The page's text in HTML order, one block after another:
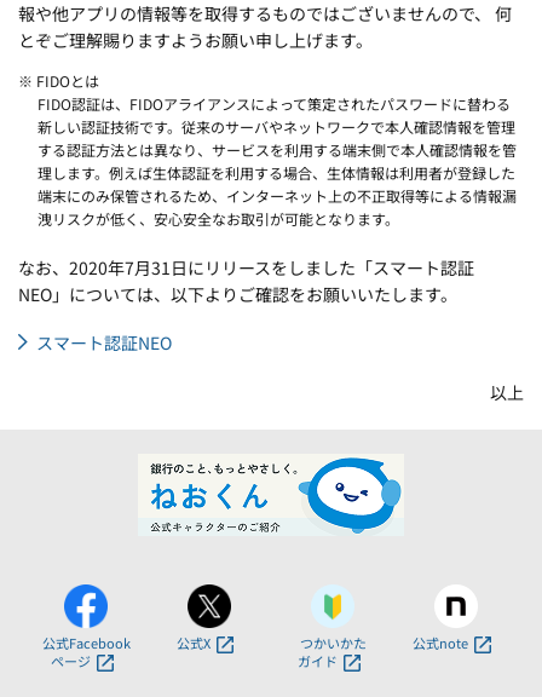
報や他アプリの情報等を取得するものではございませんので、 何
とぞご理解賜りますようお願い申し上げます。
※ FIDOとは
FIDO認証は、FIDOアライアンスによって策定されたパスワードに替わる
新しい認証技術です。従来のサーバやネットワークで本人確認情報を管理
する認証方法とは異なり、サービスを利用する端末側で本人確認情報を管
理します。例えば生体認証を利用する場合、生体情報は利用者が登録した
端末にのみ保管されるため、インターネット上の不正取得等による情報漏
洩リスクが低く、安心安全なお取引が可能となります。
なお、2020年7月31日にリリースをしました「スマート認証
NEO」については、以下よりご確認をお願いいたします。
スマート認証NEO
以上
公式Facebook
ページ
公式X
つかいかた
ガイド
公式note